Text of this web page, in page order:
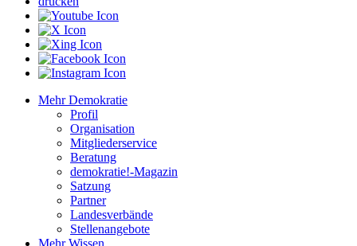
Mehr Demokratie
Profil
Organisation
Mitgliederservice
Beratung
demokratie!-Magazin
Satzung
Partner
Landesverbände
Stellenangebote
Mehr Wissen